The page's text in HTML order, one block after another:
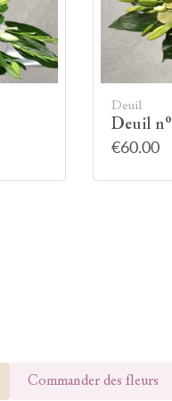
Deuil
Deuil
€60.00
Commander des fleurs